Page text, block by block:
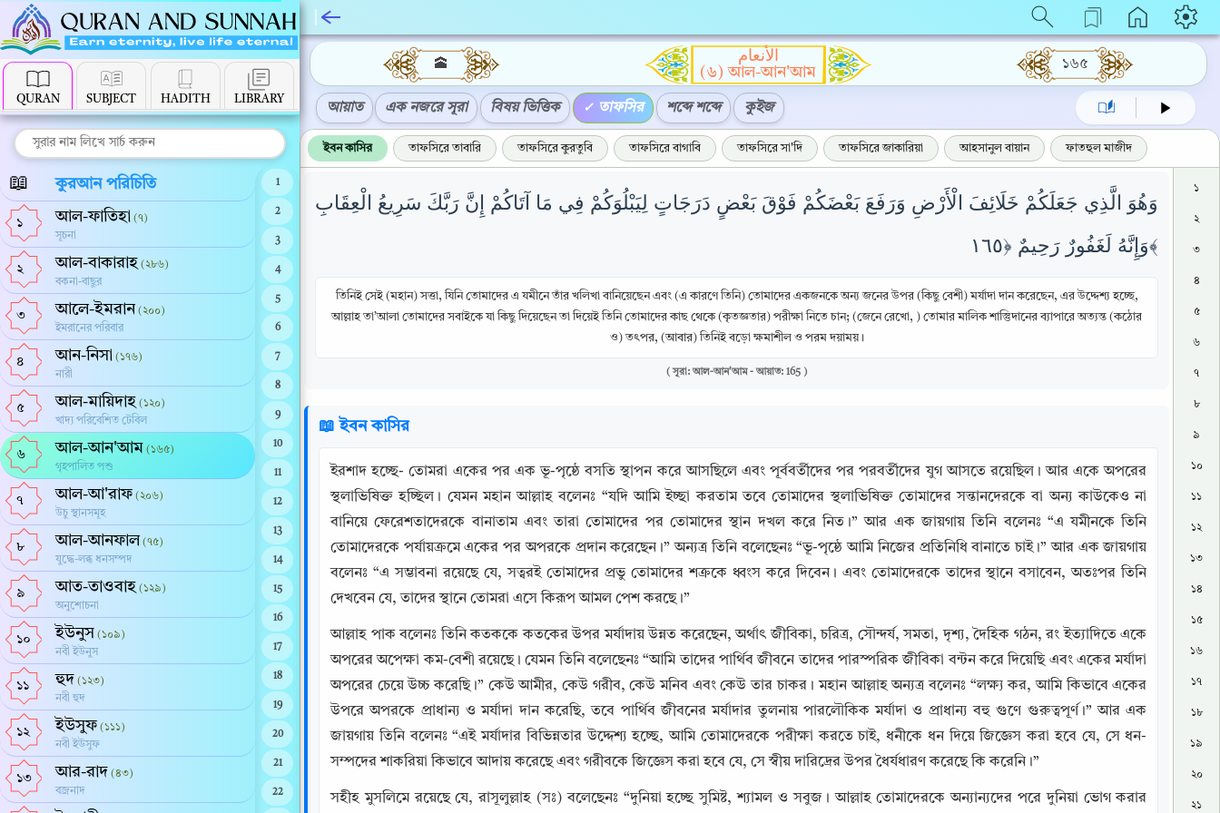
QURAN SUBJECT HADITH LIBRARY
📖 কুরআন পরিচিতি
১ আল-ফাতিহা (৭)
সূচনা
২ আল-বাকারাহ (২৮৬)
বকনা-বাছুর
৩ আলে-ইমরান (২০০)
ইমরানের পরিবার
৪ আন-নিসা (১৭৬)
নারী
৫ আল-মায়িদাহ (১২০)
খাদ্য পরিবেশিত টেবিল
৬ আল-আন'আম (১৬৫)
গৃহপালিত পশু
৭ আল-আ'রাফ (২০৬)
উচু স্থানসমূহ
৮ আল-আনফাল (৭৫)
যুদ্ধে-লব্ধ ধনসম্পদ
৯ আত-তাওবাহ (১২৯)
অনুশোচনা
১০ ইউনুস (১০৯)
নবী ইউনুস
১১ হুদ (১২৩)
নবী হুদ
১২ ইউসুফ (১১১)
নবী ইউসুফ
১৩ আর-রাদ (৪৩)
বজ্রনাদ
1
2
3
4
5
6
7
8
9
10
11
12
13
14
15
16
17
18
19
20
21
22
🕋
الأنعام
(৬) আল-আন'আম
১৬৫
আয়াত এক নজরে সূরা বিষয় ভিত্তিক তাফসির শব্দে শব্দে কুইজ
ইবন কাসির তাফসিরে তাবারি তাফসিরে কুরতুবি তাফসিরে বাগাবি তাফসিরে সা'দি তাফসিরে জাকারিয়া আহসানুল বায়ান ফাতহুল মাজীদ
وَهُوَ الَّذِي جَعَلَكُمْ خَلَائِفَ الْأَرْضِ وَرَفَعَ بَعْضَكُمْ فَوْقَ بَعْضٍ دَرَجَاتٍ لِيَبْلُوَكُمْ فِي مَا آتَاكُمْ إِنَّ رَبَّكَ سَرِيعُ الْعِقَابِ
وَإِنَّهُ لَغَفُورٌ رَحِيمٌ ﴿١٦٥﴾
তিনিই সেই (মহান) সত্তা, যিনি তোমাদের এ যমীনে তাঁর খলিখা বানিয়েছেন এবং (এ কারণে তিনি) তোমাদের একজনকে অন্য জনের উপর (কিছু বেশী) মর্যাদা দান করেছেন, এর উদ্দেশ্য হচ্ছে,
আল্লাহ তা’আলা তোমাদের সবাইকে যা কিছু দিয়েছেন তা দিয়েই তিনি তোমাদের কাছ থেকে (কৃতজ্ঞতার) পরীক্ষা নিতে চান; (জেনে রেখো, ) তোমার মালিক শাস্তিুদানের ব্যাপারে অত্যন্ত (কঠোর
ও) তৎপর, (আবার) তিনিই বড়ো ক্ষমাশীল ও পরম দয়াময়।
( সূরা: আল-আন'আম - আয়াত: 165 )
📖 ইবন কাসির
ইরশাদ হচ্ছে- তোমরা একের পর এক ভূ-পৃষ্ঠে বসতি স্থাপন করে আসছিলে এবং পূর্ববর্তীদের পর পরবর্তীদের যুগ আসতে রয়েছিল। আর একে অপরের
স্থলাভিষিক্ত হচ্ছিল। যেমন মহান আল্লাহ বলেনঃ “যদি আমি ইচ্ছা করতাম তবে তোমাদের স্থলাভিষিক্ত তোমাদের সন্তানদেরকে বা অন্য কাউকেও না
বানিয়ে ফেরেশতাদেরকে বানাতাম এবং তারা তোমাদের পর তোমাদের স্থান দখল করে নিত।” আর এক জায়গায় তিনি বলেনঃ “এ যমীনকে তিনি
তোমাদেরকে পর্যায়ক্রমে একের পর অপরকে প্রদান করেছেন।” অন্যত্র তিনি বলেছেনঃ “ভূ-পৃষ্ঠে আমি নিজের প্রতিনিধি বানাতে চাই।” আর এক জায়গায়
বলেনঃ “এ সম্ভাবনা রয়েছে যে, সত্বরই তোমাদের প্রভু তোমাদের শক্রকে ধ্বংস করে দিবেন। এবং তোমাদেরকে তাদের স্থানে বসাবেন, অতঃপর তিনি
দেখবেন যে, তাদের স্থানে তোমরা এসে কিরূপ আমল পেশ করছে।”
আল্লাহ পাক বলেনঃ তিনি কতককে কতকের উপর মর্যাদায় উন্নত করেছেন, অর্থাৎ জীবিকা, চরিত্র, সৌন্দর্য, সমতা, দৃশ্য, দৈহিক গঠন, রং ইত্যাদিতে একে
অপরের অপেক্ষা কম-বেশী রয়েছে। যেমন তিনি বলেছেনঃ “আমি তাদের পার্থিব জীবনে তাদের পারস্পরিক জীবিকা বন্টন করে দিয়েছি এবং একের মর্যাদা
অপরের চেয়ে উচ্চ করেছি।” কেউ আমীর, কেউ গরীব, কেউ মনিব এবং কেউ তার চাকর । মহান আল্লাহ অন্যত্র বলেনঃ “লক্ষ্য কর, আমি কিভাবে একের
উপরে অপরকে প্রাধান্য ও মর্যাদা দান করেছি, তবে পার্থিব জীবনের মর্যাদার তুলনায় পারলৌকিক মর্যাদা ও প্রাধান্য বহু গুণে গুরুত্বপূর্ণ।” আর এক
জায়গায় তিনি বলেনঃ “এই মর্যাদার বিভিন্নতার উদ্দেশ্য হচ্ছে, আমি তোমাদেরকে পরীক্ষা করতে চাই, ধনীকে ধন দিয়ে জিজ্ঞেস করা হবে যে, সে ধন-
সম্পদের শাকরিয়া কিভাবে আদায় করেছে এবং গরীবকে জিজ্ঞেস করা হবে যে, সে স্বীয় দারিদ্রের উপর ধৈর্যধারণ করেছে কি করেনি।”
সহীহ মুসলিমে রয়েছে যে, রাসূলুল্লাহ (সঃ) বলেছেনঃ “দুনিয়া হচ্ছে সুমিষ্ট, শ্যামল ও সবুজ। আল্লাহ তোমাদেরকে অন্যান্যদের পরে দুনিয়া ভোগ করার
১
২
৩
৪
৫
৬
৭
৮
৯
১০
১১
১২
১৩
১৪
১৫
১৬
১৭
১৮
১৯
২০
২১
Copy